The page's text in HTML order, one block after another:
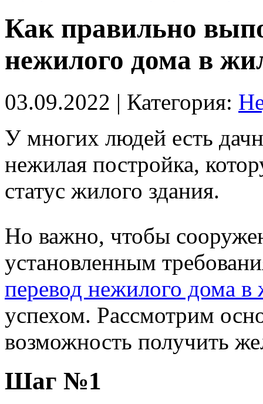
Как правильно
нежилого дома в
03.09.2022 | Категория:
У многих людей есть
нежилая постройка,
статус жилого здания.
Но важно, чтобы
установленным
перевод нежилого дома
успехом. Рассмотрим
возможность получить
Шаг №1